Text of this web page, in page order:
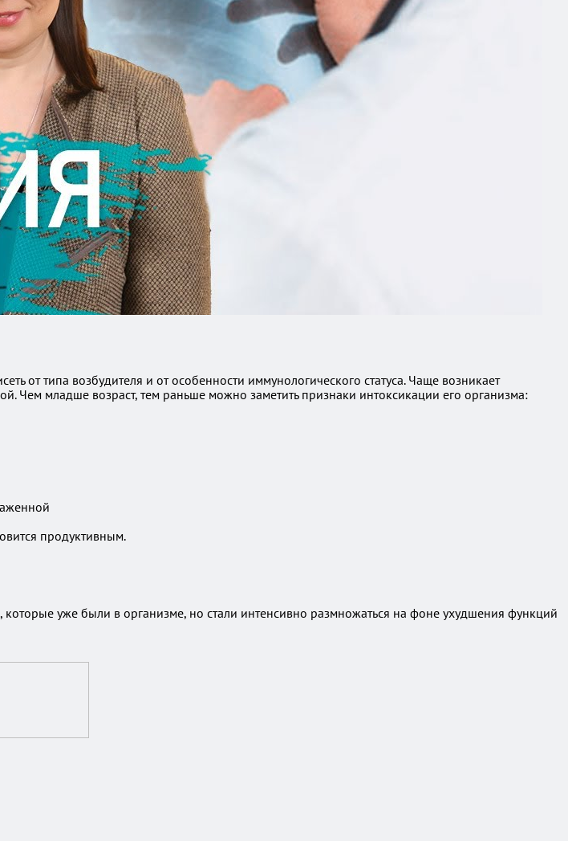
от типа возбудителя и от особенности иммунологического статуса. Чаще возникает
Чем младше возраст, тем раньше можно заметить признаки интоксикации его организма:
продуктивным.
уже были в организме, но стали интенсивно размножаться на фоне ухудшения функций